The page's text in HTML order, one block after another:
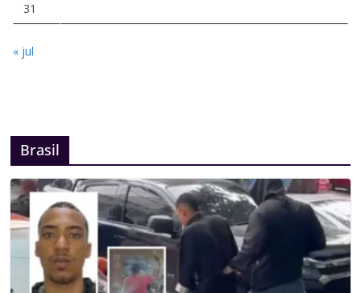
31
« jul
Brasil